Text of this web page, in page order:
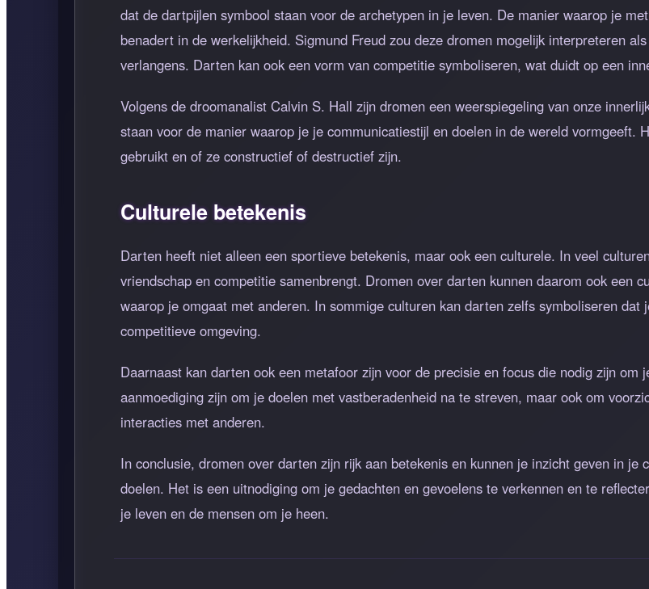
dat de dartpijlen symbool staan voor de archetypen in je leven. De manier waarop je
benadert in de werkelijkheid. Sigmund Freud zou deze dromen mogelijk interpreteren
verlangens. Darten kan ook een vorm van competitie symboliseren, wat duidt op een
Volgens de droomanalist Calvin S. Hall zijn dromen een weerspiegeling van onze
staan voor de manier waarop je je communicatiestijl en doelen in de wereld vormgeeft.
gebruikt en of ze constructief of destructief zijn.
Culturele betekenis
Darten heeft niet alleen een sportieve betekenis, maar ook een culturele. In veel
vriendschap en competitie samenbrengt. Dromen over darten kunnen daarom ook een
waarop je omgaat met anderen. In sommige culturen kan darten zelfs symboliseren
competitieve omgeving.
Daarnaast kan darten ook een metafoor zijn voor de precisie en focus die nodig zijn om
aanmoediging zijn om je doelen met vastberadenheid na te streven, maar ook om
interacties met anderen.
In conclusie, dromen over darten zijn rijk aan betekenis en kunnen je inzicht geven in
doelen. Het is een uitnodiging om je gedachten en gevoelens te verkennen en te
je leven en de mensen om je heen.